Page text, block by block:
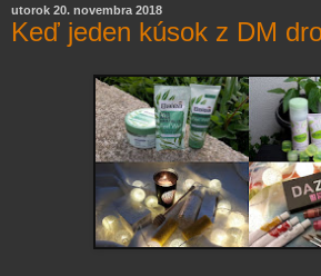
utorok 20. novembra 2018
Keď jeden kúsok z DM